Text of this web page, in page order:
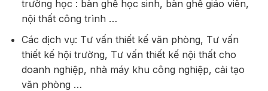
trường học : bàn ghế học sinh, bàn ghế giáo viên,
nội thất công trình …
Các dịch vụ: Tư vấn thiết kế văn phòng, Tư vấn
thiết kế hội trường, Tư vấn thiết kế nội thất cho
doanh nghiệp, nhà máy khu công nghiệp, cải tạo
văn phòng …